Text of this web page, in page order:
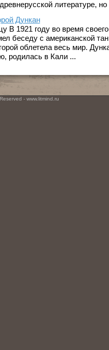
литературе, но
Дункан
В 1921 году во время
беседу с американской
облетела весь мир.
родилась в Кали ...
- www.litmind.ru